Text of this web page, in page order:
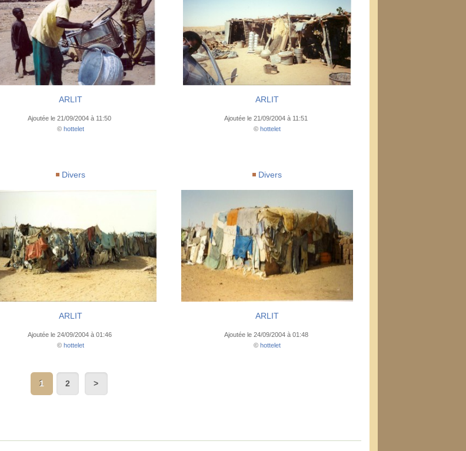
ARLIT
Ajoutée le 21/09/2004 à 11:50
© hottelet
ARLIT
Ajoutée le 21/09/2004 à 11:51
© hottelet
Divers
ARLIT
Ajoutée le 24/09/2004 à 01:46
© hottelet
Divers
ARLIT
Ajoutée le 24/09/2004 à 01:48
© hottelet
1 2